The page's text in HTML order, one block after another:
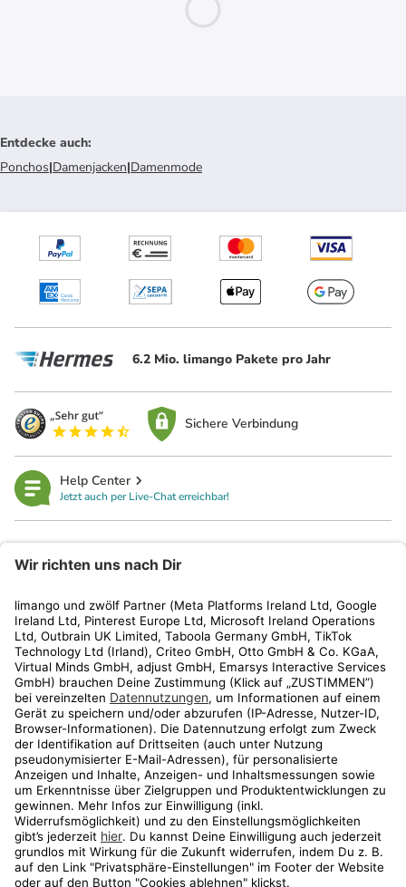
Entdecke auch:
Ponchos|Damenjacken|Damenmode
6.2 Mio. limango Pakete pro Jahr
Sichere Verbindung
Help Center
Jetzt auch per Live-Chat erreichbar!
Kundenservice
Shop
Aktionen
Travel